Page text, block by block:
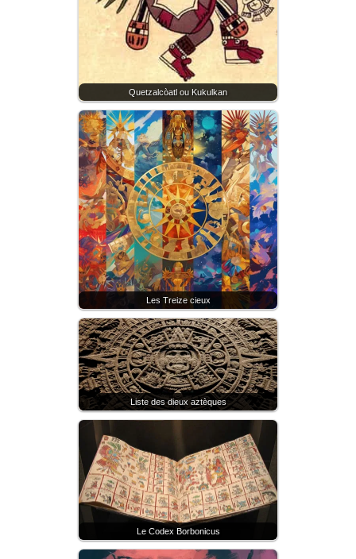
Quetzalcòatl ou Kukulkan
Les Treize cieux
Liste des dieux aztèques
Le Codex Borbonicus